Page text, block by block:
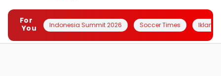
For
You
Indonesia Summit 2026 Soccer Times Iklanin